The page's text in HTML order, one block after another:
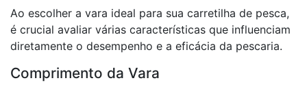
Ao escolher a vara ideal para sua carretilha de pesca,
é crucial avaliar várias características que influenciam
diretamente o desempenho e a eficácia da pescaria.
Comprimento da Vara